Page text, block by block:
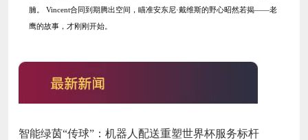
腩。 Vincent合同到期腾出空间，瞄准安东尼·戴维斯的野心昭然若揭——老
鹰的故事，才刚刚开始。
智能绿茵“传球”：机器人配送重塑世界杯服务标杆